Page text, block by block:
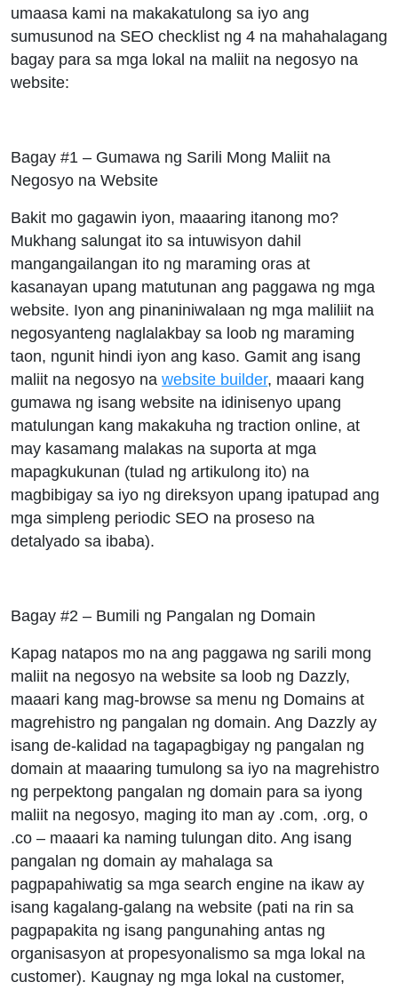
umaasa kami na makakatulong sa iyo ang
sumusunod na SEO checklist ng 4 na mahahalagang
bagay para sa mga lokal na maliit na negosyo na
website:
Bagay #1 – Gumawa ng Sarili Mong Maliit na
Negosyo na Website
Bakit mo gagawin iyon, maaaring itanong mo?
Mukhang salungat ito sa intuwisyon dahil
mangangailangan ito ng maraming oras at
kasanayan upang matutunan ang paggawa ng mga
website. Iyon ang pinaniniwalaan ng mga maliliit na
negosyanteng naglalakbay sa loob ng maraming
taon, ngunit hindi iyon ang kaso. Gamit ang isang
maliit na negosyo na website builder, maaari kang
gumawa ng isang website na idinisenyo upang
matulungan kang makakuha ng traction online, at
may kasamang malakas na suporta at mga
mapagkukunan (tulad ng artikulong ito) na
magbibigay sa iyo ng direksyon upang ipatupad ang
mga simpleng periodic SEO na proseso na
detalyado sa ibaba).
Bagay #2 – Bumili ng Pangalan ng Domain
Kapag natapos mo na ang paggawa ng sarili mong
maliit na negosyo na website sa loob ng Dazzly,
maaari kang mag-browse sa menu ng Domains at
magrehistro ng pangalan ng domain. Ang Dazzly ay
isang de-kalidad na tagapagbigay ng pangalan ng
domain at maaaring tumulong sa iyo na magrehistro
ng perpektong pangalan ng domain para sa iyong
maliit na negosyo, maging ito man ay .com, .org, o
.co – maaari ka naming tulungan dito. Ang isang
pangalan ng domain ay mahalaga sa
pagpapahiwatig sa mga search engine na ikaw ay
isang kagalang-galang na website (pati na rin sa
pagpapakita ng isang pangunahing antas ng
organisasyon at propesyonalismo sa mga lokal na
customer). Kaugnay ng mga lokal na customer,